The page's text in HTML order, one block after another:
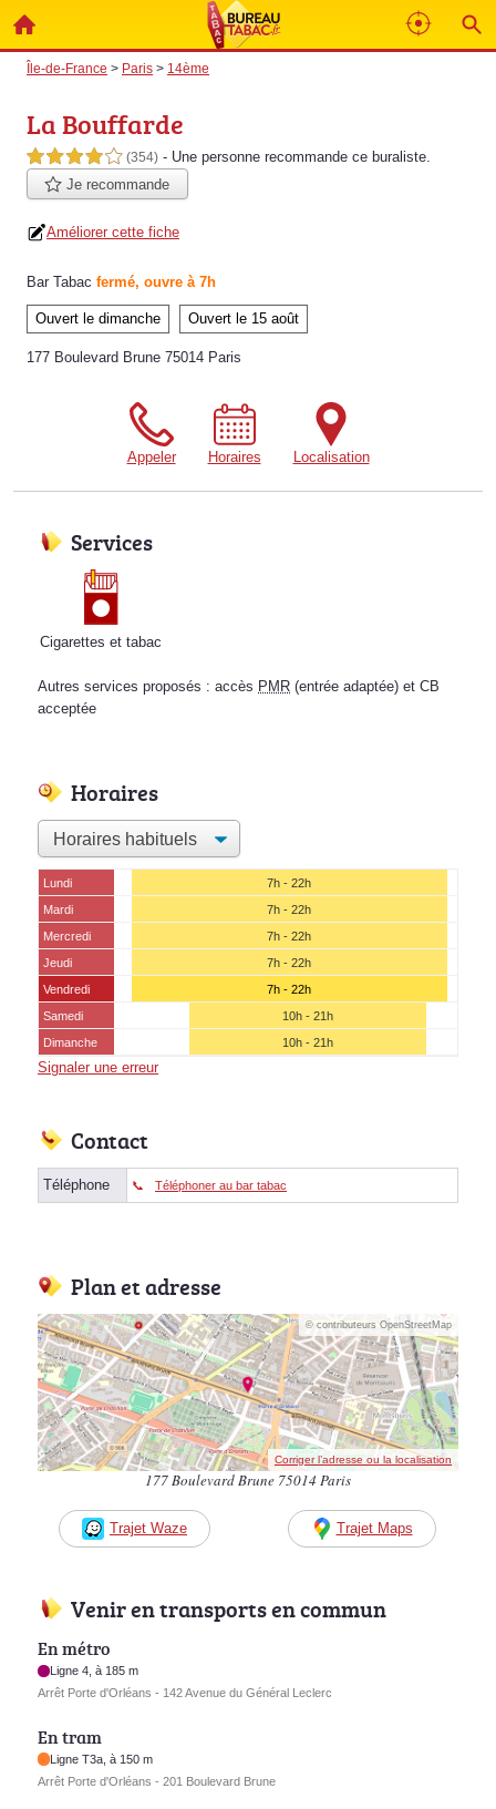
Île-de-France > Paris > 14ème
La Bouffarde
4,0 étoiles sur 5 (354) - Une personne recommande ce buraliste.
Je recommande
Améliorer cette fiche
Bar Tabac fermé, ouvre à 7h
Ouvert le dimanche Ouvert le 15 août
177 Boulevard Brune 75014 Paris
Appeler Horaires Localisation
Services
Cigarettes et tabac
Autres services proposés : accès PMR (entrée adaptée) et CB
acceptée
Horaires
Lundi
7h - 22h
Mardi
7h - 22h
Mercredi
7h - 22h
Jeudi
7h - 22h
Vendredi
7h - 22h
Samedi
10h - 21h
Dimanche
10h - 21h
Signaler une erreur
Contact
Téléphone Téléphoner au bar tabac
Plan et adresse
© contributeurs OpenStreetMap
Corriger l’adresse ou la localisation
177 Boulevard Brune 75014 Paris
Trajet Waze Trajet Maps
Venir en transports en commun
En métro
Ligne 4, à 185 m
Arrêt Porte d'Orléans - 142 Avenue du Général Leclerc
En tram
Ligne T3a, à 150 m
Arrêt Porte d'Orléans - 201 Boulevard Brune